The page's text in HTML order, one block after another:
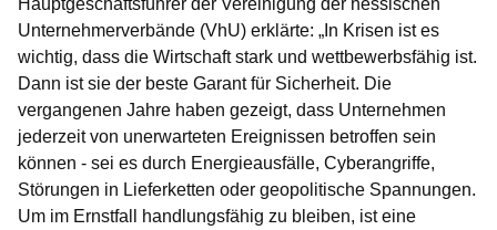
Hauptgeschäftsführer der Vereinigung der hessischen
Unternehmerverbände (VhU) erklärte: „In Krisen ist es
wichtig, dass die Wirtschaft stark und wettbewerbsfähig ist.
Dann ist sie der beste Garant für Sicherheit. Die
vergangenen Jahre haben gezeigt, dass Unternehmen
jederzeit von unerwarteten Ereignissen betroffen sein
können - sei es durch Energieausfälle, Cyberangriffe,
Störungen in Lieferketten oder geopolitische Spannungen.
Um im Ernstfall handlungsfähig zu bleiben, ist eine